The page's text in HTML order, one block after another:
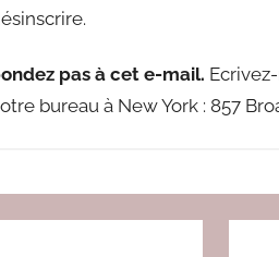
pas à cet e-mail.
bureau à New York : 857